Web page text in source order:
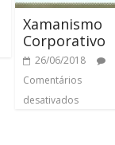
Xamanismo
Corporativo
26/06/2018
Comentários
desativados